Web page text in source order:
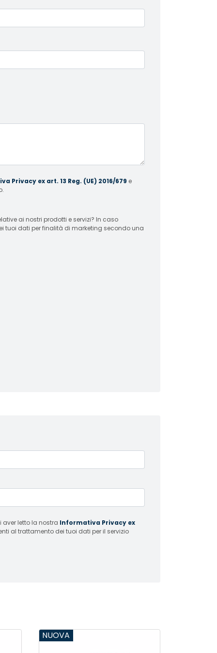
Privacy ex art. 13 Reg. (UE) 2016/679 e
nostri prodotti e servizi? In caso
tuoi dati per finalità di marketing secondo una
aver letto la nostra Informativa Privacy ex
al trattamento dei tuoi dati per il servizio
NUOVA